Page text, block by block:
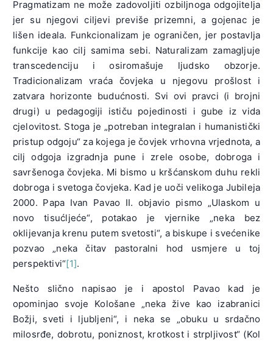
Pragmatizam ne može zadovoljiti ozbiljnoga odgojitelja
jer su njegovi ciljevi previše prizemni, a gojenac je
lišen ideala. Funkcionalizam je ograničen, jer postavlja
funkcije kao cilj samima sebi. Naturalizam zamagljuje
transcedenciju i osiromašuje ljudsko obzorje.
Tradicionalizam vraća čovjeka u njegovu prošlost i
zatvara horizonte budućnosti. Svi ovi pravci (i brojni
drugi) u pedagogiji ističu pojedinosti i gube iz vida
cjelovitost. Stoga je „potreban integralan i humanistički
pristup odgoju“ za kojega je čovjek vrhovna vrjednota, a
cilj odgoja izgradnja pune i zrele osobe, dobroga i
savršenoga čovjeka. Mi bismo u kršćanskom duhu rekli
dobroga i svetoga čovjeka. Kad je uoči velikoga Jubileja
2000. Papa Ivan Pavao II. objavio pismo „Ulaskom u
novo tisućljeće“, potakao je vjernike „neka bez
oklijevanja krenu putem svetosti“, a biskupe i svećenike
pozvao „neka čitav pastoralni hod usmjere u toj
perspektivi“[1].
Nešto slično napisao je i apostol Pavao kad je
opominjao svoje Kološane „neka žive kao izabranici
Božji, sveti i ljubljeni“, i neka se „obuku u srdačno
milosrđe, dobrotu, poniznost, krotkost i strpljivost“ (Kol